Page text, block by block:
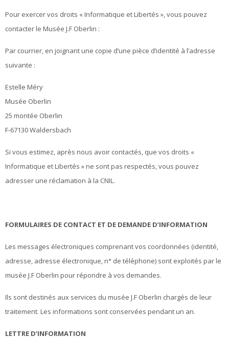
Pour exercer vos droits « Informatique et Libertés », vous pouvez
contacter le Musée J.F Oberlin :
Par courrier, en joignant une copie d’une pièce d’identité à l’adresse
suivante :
Estelle Méry
Musée Oberlin
25 montée Oberlin
F-67130 Waldersbach
Si vous estimez, après nous avoir contactés, que vos droits «
Informatique et Libertés » ne sont pas respectés, vous pouvez
adresser une réclamation à la CNIL.
FORMULAIRES DE CONTACT ET DE DEMANDE D’INFORMATION
Les messages électroniques comprenant vos coordonnées (identité,
adresse, adresse électronique, n° de téléphone) sont exploités par le
musée J.F Oberlin pour répondre à vos demandes.
Ils sont destinés aux services du musée J.F Oberlin chargés de leur
traitement. Les informations sont conservées pendant un an.
LETTRE D’INFORMATION